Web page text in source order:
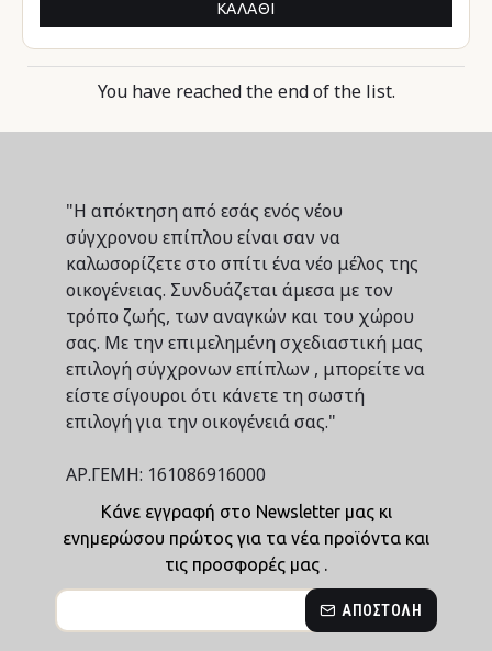
ΚΑΛΆΘΙ
You have reached the end of the list.
"Η απόκτηση από εσάς ενός νέου
σύγχρονου επίπλου είναι σαν να
καλωσορίζετε στο σπίτι ένα νέο μέλος της
οικογένειας. Συνδυάζεται άμεσα με τον
τρόπο ζωής, των αναγκών και του χώρου
σας. Με την επιμελημένη σχεδιαστική μας
επιλογή σύγχρονων επίπλων , μπορείτε να
είστε σίγουροι ότι κάνετε τη σωστή
επιλογή για την οικογένειά σας."
ΑΡ.ΓΕΜΗ: 161086916000
Κάνε εγγραφή στο Newsletter μας κι
ενημερώσου πρώτος για τα νέα προϊόντα και
τις προσφορές μας .
ΑΠΟΣΤΟΛΉ